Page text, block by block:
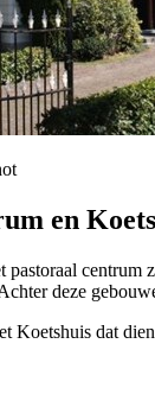
en
pastoraal
deze
Koetshuis dat